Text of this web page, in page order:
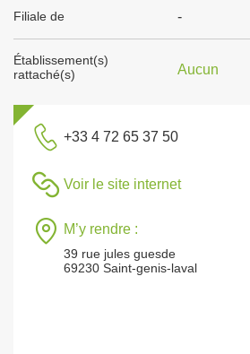
Filiale de -
Établissement(s)
rattaché(s)
Aucun
+33 4 72 65 37 50
Voir le site internet
M’y rendre :
39 rue jules guesde
69230 Saint-genis-laval